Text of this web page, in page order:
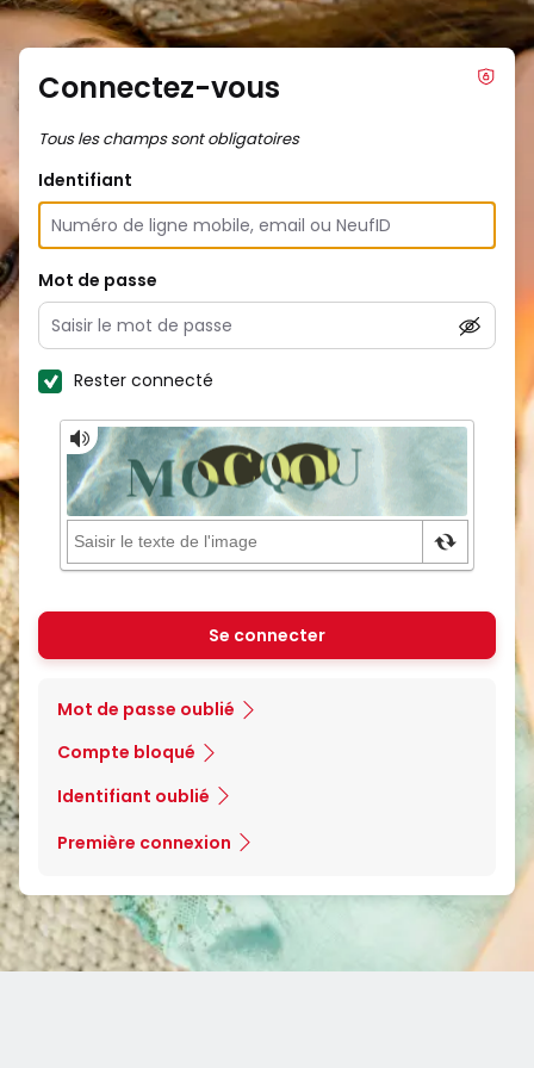
Connectez-vous
Tous les champs sont obligatoires
Identifiant
Mot de passe
Rester connecté
Se connecter
Mot de passe oublié
Compte bloqué
Identifiant oublié
Première connexion